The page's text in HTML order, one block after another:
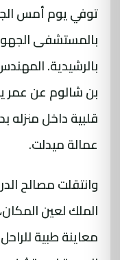
بالمستشفى
بالرشيدية.
قلبية داخل منزله
عمالة ميدلت.
وانتقلت مصالح
الملك لعين
معاينة طبية